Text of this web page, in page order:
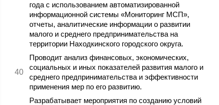
года с использованием автоматизированной
информационной системы «Мониторинг МСП»,
отчеты, аналитические информации о развитии
малого и среднего предпринимательства на
территории Находкинского городского округа.
Проводит анализ финансовых, экономических,
социальных и иных показателей развития малого и
среднего предпринимательства и эффективности
применения мер по его развитию.
Разрабатывает мероприятия по созданию условий